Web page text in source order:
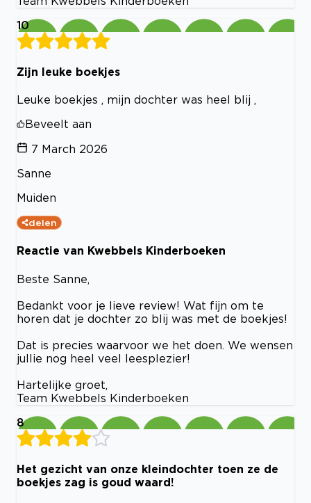
10
Zijn leuke boekjes
Leuke boekjes , mijn dochter was heel blij ,
Beveelt aan
7 March 2026
Sanne
Muiden
delen
Reactie van Kwebbels Kinderboeken
Beste Sanne,
Bedankt voor je lieve review! Wat fijn om te
horen dat je dochter zo blij was met de boekjes!
Dat is precies waarvoor we het doen. We wensen
jullie nog heel veel leesplezier!
Hartelijke groet,
Team Kwebbels Kinderboeken
8
Het gezicht van onze kleindochter toen ze de
boekjes zag is goud waard!